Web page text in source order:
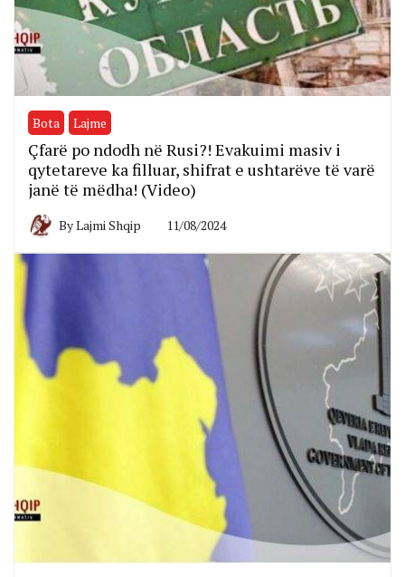
Bota Lajme
Çfarë po ndodh në Rusi?! Evakuimi masiv i
qytetareve ka filluar, shifrat e ushtarëve të varë
janë të mëdha! (Video)
ByLajmi Shqip 11/08/2024